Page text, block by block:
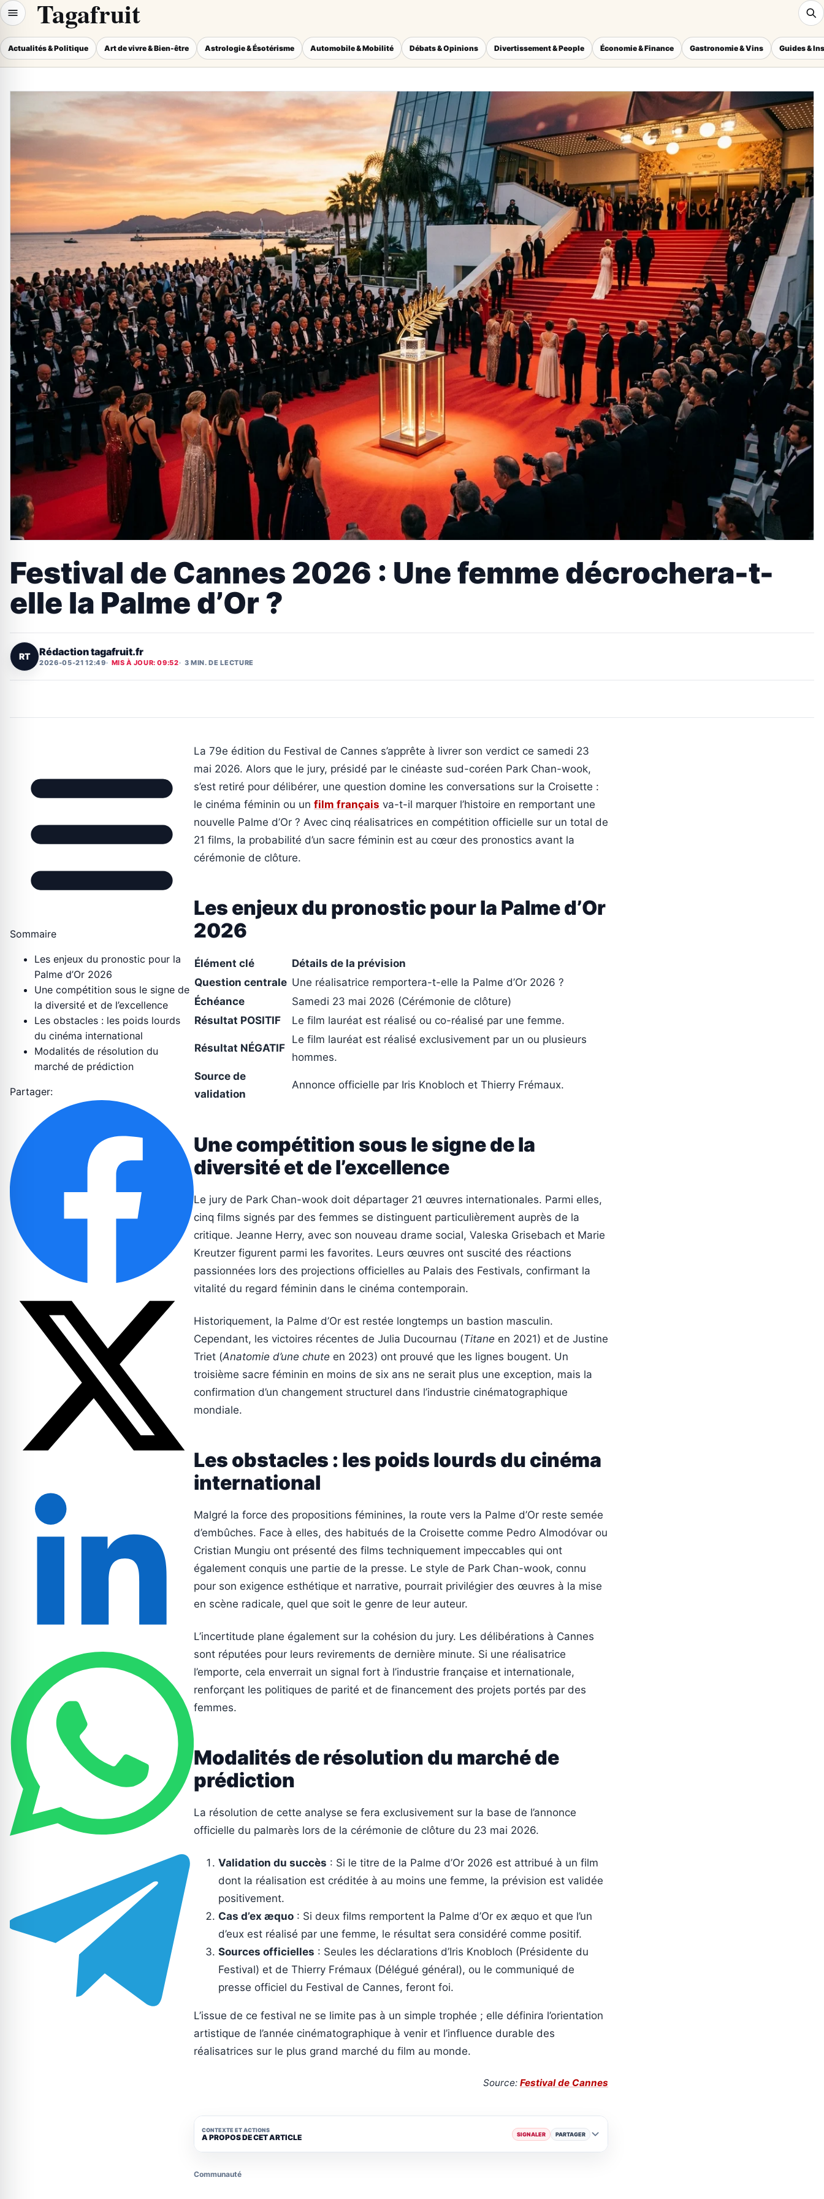
Tagafruit
Actualités & Politique Art de vivre & Bien-être Astrologie & Ésotérisme Automobile & Mobilité Débats & Opinions Divertissement & People Économie & Finance Gastronomie & Vins Guides &
Festival de Cannes 2026 : Une femme décrochera-t-
elle la Palme d’Or ?
RT Rédaction tagafruit.fr
2026-05-21 12:49 MIS À JOUR: 09:52 3 MIN. DE LECTURE
Sommaire
Les enjeux du pronostic pour la
Palme d’Or 2026
Une compétition sous le signe de
la diversité et de l’excellence
Les obstacles : les poids lourds
du cinéma international
Modalités de résolution du
marché de prédiction
Partager:
La 79e édition du Festival de Cannes s’apprête à livrer son verdict ce samedi 23
mai 2026. Alors que le jury, présidé par le cinéaste sud-coréen Park Chan-wook,
s’est retiré pour délibérer, une question domine les conversations sur la Croisette :
le cinéma féminin ou un film français va-t-il marquer l’histoire en remportant une
nouvelle Palme d’Or ? Avec cinq réalisatrices en compétition officielle sur un total de
21 films, la probabilité d’un sacre féminin est au cœur des pronostics avant la
cérémonie de clôture.
Les enjeux du pronostic pour la Palme d’Or
2026
Élément clé
Détails de la prévision
Question centrale Une réalisatrice remportera-t-elle la Palme d’Or 2026 ?
Échéance
Samedi 23 mai 2026 (Cérémonie de clôture)
Résultat POSITIF
Le film lauréat est réalisé ou co-réalisé par une femme.
Résultat NÉGATIF
Le film lauréat est réalisé exclusivement par un ou plusieurs
hommes.
Source de
validation
Annonce officielle par Iris Knobloch et Thierry Frémaux.
Une compétition sous le signe de la
diversité et de l’excellence
Le jury de Park Chan-wook doit départager 21 œuvres internationales. Parmi elles,
cinq films signés par des femmes se distinguent particulièrement auprès de la
critique. Jeanne Herry, avec son nouveau drame social, Valeska Grisebach et Marie
Kreutzer figurent parmi les favorites. Leurs œuvres ont suscité des réactions
passionnées lors des projections officielles au Palais des Festivals, confirmant la
vitalité du regard féminin dans le cinéma contemporain.
Historiquement, la Palme d’Or est restée longtemps un bastion masculin.
Cependant, les victoires récentes de Julia Ducournau (Titane en 2021) et de Justine
Triet (Anatomie d’une chute en 2023) ont prouvé que les lignes bougent. Un
troisième sacre féminin en moins de six ans ne serait plus une exception, mais la
confirmation d’un changement structurel dans l’industrie cinématographique
mondiale.
Les obstacles : les poids lourds du cinéma
international
Malgré la force des propositions féminines, la route vers la Palme d’Or reste semée
d’embûches. Face à elles, des habitués de la Croisette comme Pedro Almodóvar ou
Cristian Mungiu ont présenté des films techniquement impeccables qui ont
également conquis une partie de la presse. Le style de Park Chan-wook, connu
pour son exigence esthétique et narrative, pourrait privilégier des œuvres à la mise
en scène radicale, quel que soit le genre de leur auteur.
L’incertitude plane également sur la cohésion du jury. Les délibérations à Cannes
sont réputées pour leurs revirements de dernière minute. Si une réalisatrice
l’emporte, cela enverrait un signal fort à l’industrie française et internationale,
renforçant les politiques de parité et de financement des projets portés par des
femmes.
Modalités de résolution du marché de
prédiction
La résolution de cette analyse se fera exclusivement sur la base de l’annonce
officielle du palmarès lors de la cérémonie de clôture du 23 mai 2026.
Validation du succès : Si le titre de la Palme d’Or 2026 est attribué à un film
dont la réalisation est créditée à au moins une femme, la prévision est validée
positivement.
Cas d’ex æquo : Si deux films remportent la Palme d’Or ex æquo et que l’un
d’eux est réalisé par une femme, le résultat sera considéré comme positif.
Sources officielles : Seules les déclarations d’Iris Knobloch (Présidente du
Festival) et de Thierry Frémaux (Délégué général), ou le communiqué de
presse officiel du Festival de Cannes, feront foi.
L’issue de ce festival ne se limite pas à un simple trophée ; elle définira l’orientation
artistique de l’année cinématographique à venir et l’influence durable des
réalisatrices sur le plus grand marché du film au monde.
Source: Festival de Cannes
CONTEXTE ET ACTIONS
A PROPOS DE CET ARTICLE SIGNALER PARTAGER
Communauté